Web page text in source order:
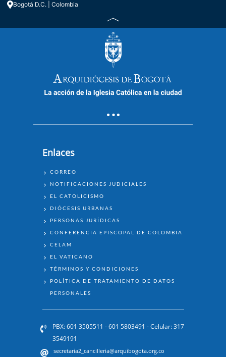
Bogotá D.C. | Colombia
Enlaces
ENLACES
CORREO
NOTIFICACIONES JUDICIALES
EL CATOLICISMO
DIÓCESIS URBANAS
PERSONAS JURÍDICAS
CONFERENCIA EPISCOPAL DE COLOMBIA
CELAM
EL VATICANO
TÉRMINOS Y CONDICIONES
POLÍTICA DE TRATAMIENTO DE DATOS
PERSONALES
PBX: 601 3505511 - 601 5803491 - Celular: 317
3549191
secretaria2_cancilleria@arquibogota.org.co